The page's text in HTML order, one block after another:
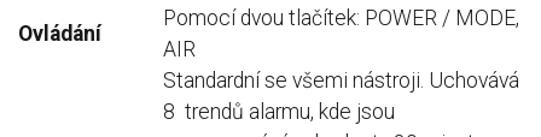
Ovládání
Pomocí dvou tlačítek: POWER / MODE,
AIR
Standardní se všemi nástroji. Uchovává
8 trendů alarmu, kde jsou